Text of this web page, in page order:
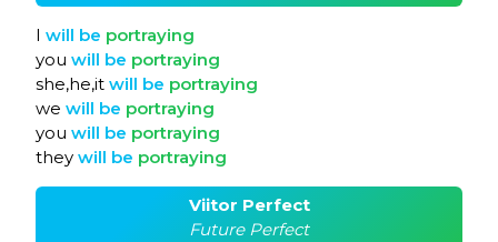
I will be portraying
you will be portraying
she,he,it will be portraying
we will be portraying
you will be portraying
they will be portraying
Viitor Perfect
Future Perfect